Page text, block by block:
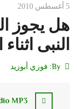
5 أغسطس 2010
هل يجوز
النبى اثناء
By: فوزي أبوزيد
MP3